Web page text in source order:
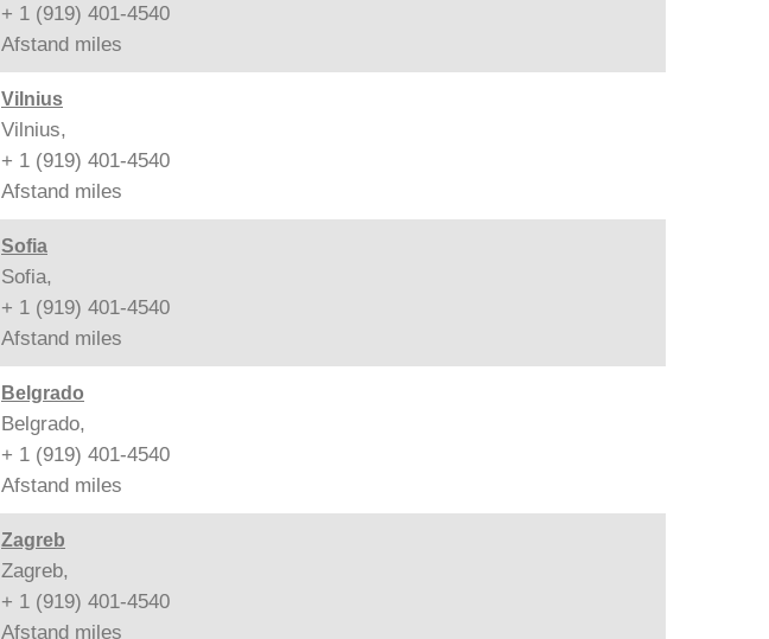
+ 1 (919) 401-4540
Afstand miles
Vilnius
Vilnius,
+ 1 (919) 401-4540
Afstand miles
Sofia
Sofia,
+ 1 (919) 401-4540
Afstand miles
Belgrado
Belgrado,
+ 1 (919) 401-4540
Afstand miles
Zagreb
Zagreb,
+ 1 (919) 401-4540
Afstand miles